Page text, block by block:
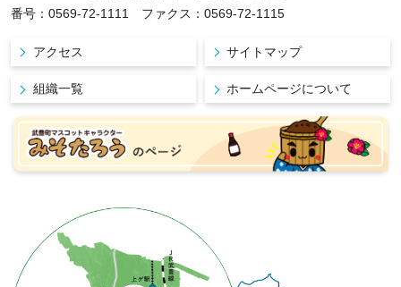
番号：0569-72-1111 ファクス：0569-72-1115
アクセス サイトマップ
組織一覧 ホームページについて